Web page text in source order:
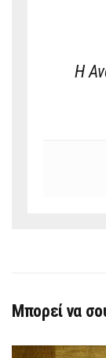
Η
Μπορεί να